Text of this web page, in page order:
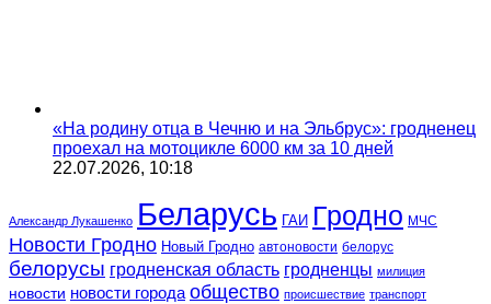
«На родину отца в Чечню и на Эльбрус»: гродненец
проехал на мотоцикле 6000 км за 10 дней
22.07.2026, 10:18
Александр Лукашенко Беларусь ГАИ Гродно МЧС
Новости Гродно Новый Гродно автоновости белорус
белорусы гродненская область гродненцы милиция
новости новости города общество происшествие транспорт